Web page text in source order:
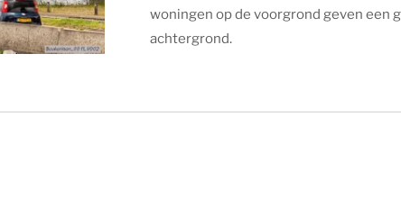
woningen op de voorgrond geven een
achtergrond.